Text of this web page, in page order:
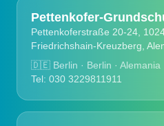
Pettenkofer-
Pettenkoferstraße 20-24,
Friedrichshain-Kreuzberg,
🇩🇪 Berlin · Berlin · Alemania
Tel: 030 3229811911